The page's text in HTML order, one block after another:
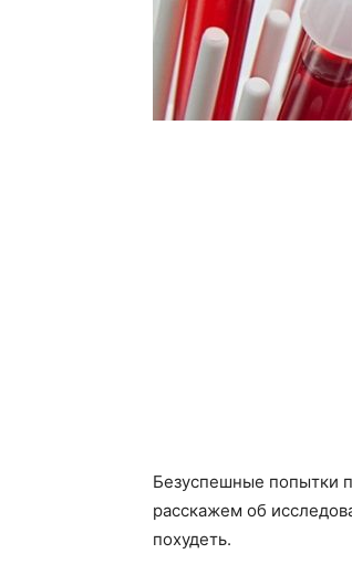
Безуспешные попытки
расскажем об
похудеть.